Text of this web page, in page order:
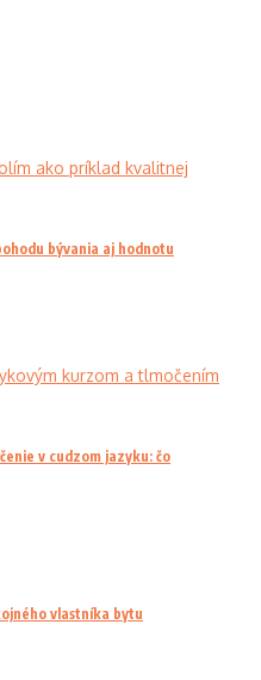
bývania aj hodnotu
v cudzom jazyku: čo
vlastníka bytu